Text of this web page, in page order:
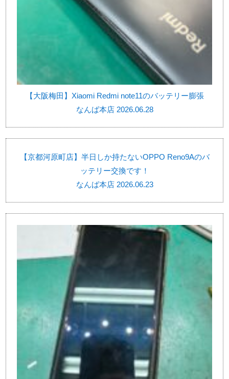
【大阪梅田】Xiaomi Redmi note11のバッテリー膨張
なんば本店 2026.06.28
【京都河原町店】半日しか持たないOPPO Reno9Aのバ
ッテリー交換です！
なんば本店 2026.06.23